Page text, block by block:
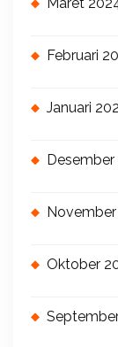
Maret
Februari
Januari
Desember
Oktober